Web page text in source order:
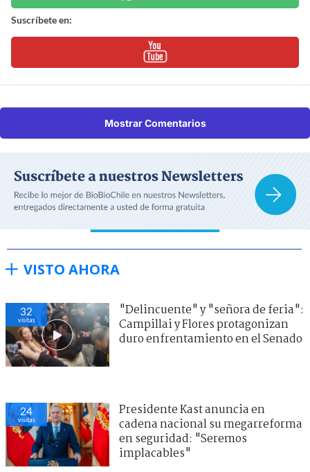
Suscríbete en:
Mostrar Comentarios
VISTO AHORA
32
visitas
"Delincuente" y "señora de feria":
Campillai y Flores protagonizan
duro enfrentamiento en el Senado
24
visitas
Presidente Kast anuncia en
cadena nacional su megarreforma
en seguridad: "Seremos
implacables"